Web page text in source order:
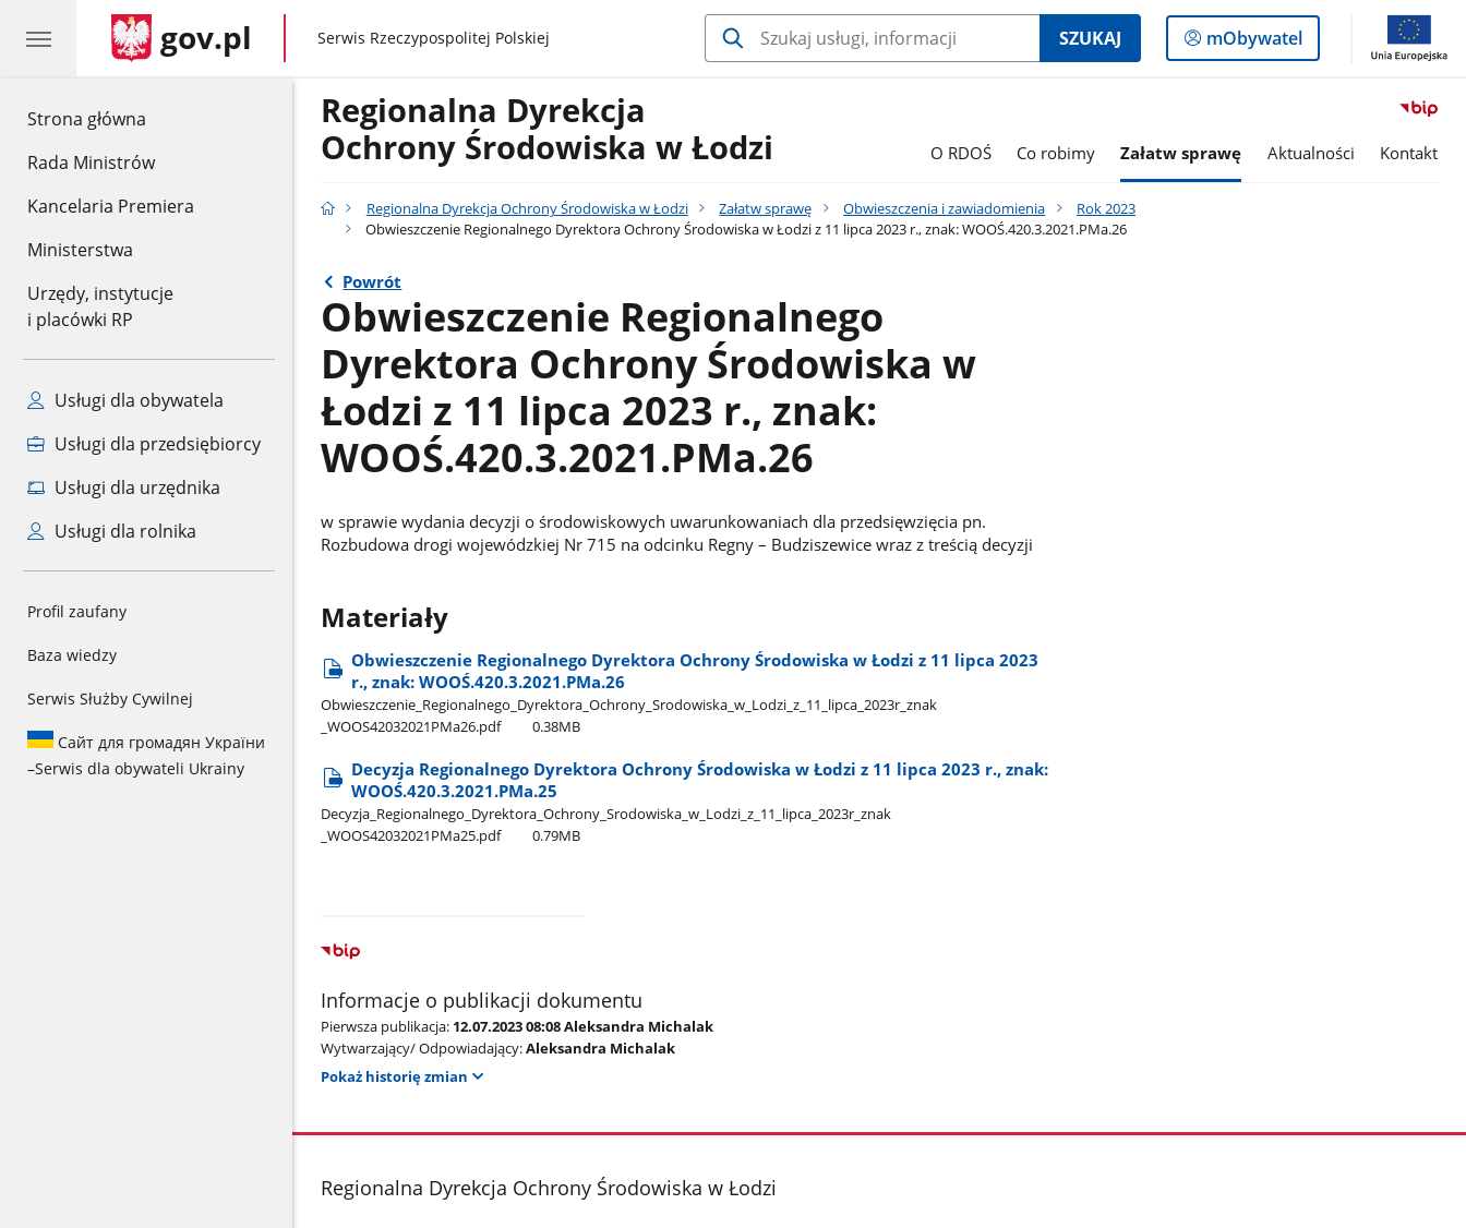
Strona główna
Rada Ministrów
Kancelaria Premiera
Ministerstwa
Urzędy, instytucje
i placówki RP
Usługi dla obywatela
Usługi dla przedsiębiorcy
Usługi dla urzędnika
Usługi dla rolnika
Profil zaufany
Baza wiedzy
Serwis Służby Cywilnej
Сайт для громадян України
–Serwis dla obywateli Ukrainy
gov.pl gov.pl
Serwis Rzeczypospolitej Polskiej SZUKAJ
Logowanie
do
mObywatel
Regionalna Dyrekcja
Ochrony Środowiska w Łodzi
O RDOŚ Co robimy Załatw sprawę Aktualności Kontakt
Regionalna Dyrekcja Ochrony Środowiska w Łodzi Załatw sprawę Obwieszczenia i zawiadomienia
Rok 2023
Obwieszczenie Regionalnego Dyrektora Ochrony Środowiska w Łodzi z 11 lipca 2023 r., znak: WOOŚ.420.3.2021.PMa.26
Powrót
Obwieszczenie Regionalnego
Dyrektora Ochrony Środowiska w
Łodzi z 11 lipca 2023 r., znak:
WOOŚ.420.3.2021.PMa.26
w sprawie wydania decyzji o środowiskowych uwarunkowaniach dla przedsięwzięcia pn.
Rozbudowa drogi wojewódzkiej Nr 715 na odcinku Regny – Budziszewice wraz z treścią decyzji
Materiały
Obwieszczenie Regionalnego Dyrektora Ochrony Środowiska w Łodzi z 11 lipca 2023
r., znak: WOOŚ.420.3.2021.PMa.26
Obwieszczenie​_Regionalnego​_Dyrektora​_Ochrony​_Srodowiska​_w​_Lodzi​_z​_11​_lipca​_2023r​_znak​
_WOOS42032021PMa26.pdf
0.38MB
Decyzja Regionalnego Dyrektora Ochrony Środowiska w Łodzi z 11 lipca 2023 r., znak:
WOOŚ.420.3.2021.PMa.25
Decyzja​_Regionalnego​_Dyrektora​_Ochrony​_Srodowiska​_w​_Lodzi​_z​_11​_lipca​_2023r​_znak​
_WOOS42032021PMa25.pdf
0.79MB
Informacje o publikacji dokumentu
Pierwsza publikacja: 12.07.2023 08:08 Aleksandra Michalak
Wytwarzający/ Odpowiadający:Aleksandra Michalak
Pokaż historię zmian
stopka
Regionalna Dyrekcja Ochrony Środowiska w Łodzi